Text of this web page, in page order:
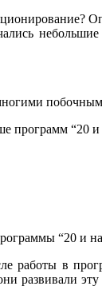
программ “20 и
“20 и
работы в
развивали